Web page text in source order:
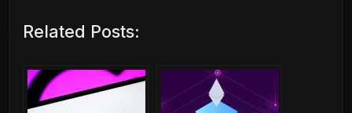
Related Posts: